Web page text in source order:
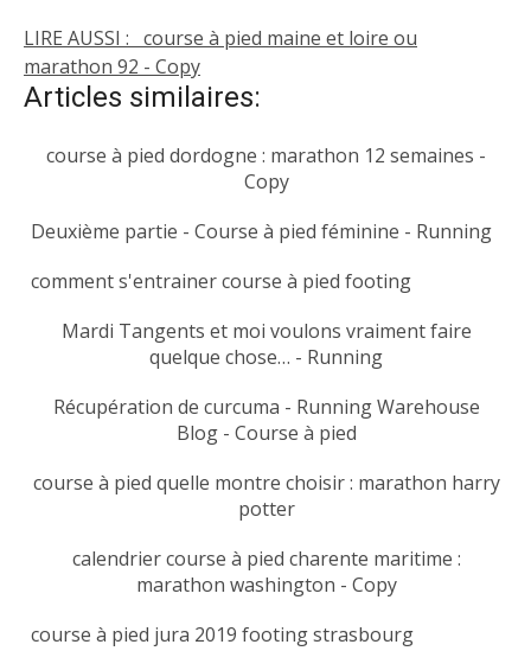
LIRE AUSSI : course à pied maine et loire ou
marathon 92 - Copy
Articles similaires:
course à pied dordogne : marathon 12 semaines -
Copy
Deuxième partie - Course à pied féminine - Running
comment s'entrainer course à pied footing
Mardi Tangents et moi voulons vraiment faire
quelque chose… - Running
Récupération de curcuma - Running Warehouse
Blog - Course à pied
course à pied quelle montre choisir : marathon harry
potter
calendrier course à pied charente maritime :
marathon washington - Copy
course à pied jura 2019 footing strasbourg